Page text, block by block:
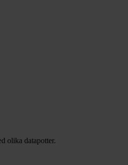
olika datapotter.